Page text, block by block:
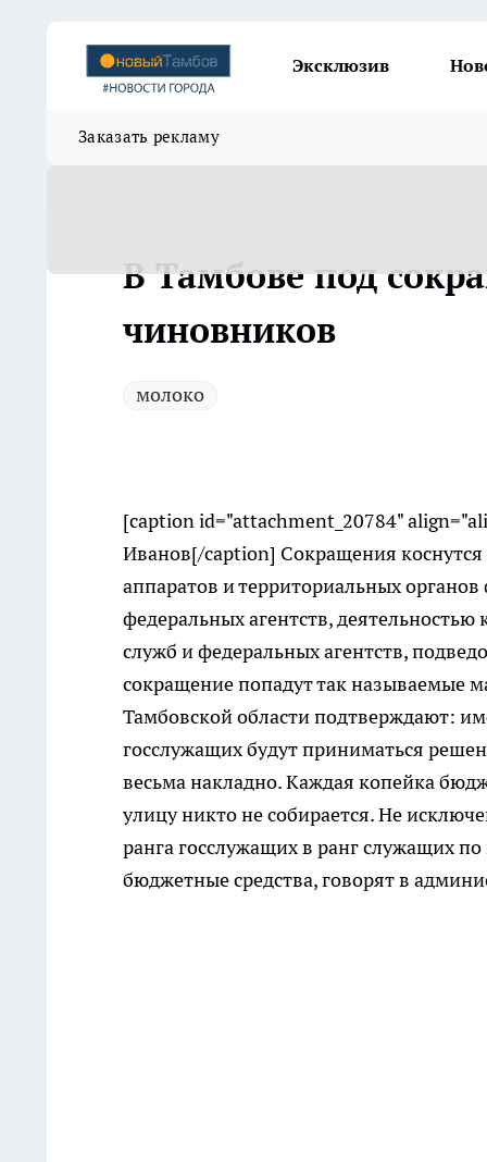
Эксклюзив
Заказать рекламу
В Тамбове под
чиновников
молоко
[caption id="attachment_20784"
Иванов[/caption] Сокращения
аппаратов и территориальных
федеральных агентств,
служб и федеральных агентств,
сокращение попадут так называемые
Тамбовской области подтверждают:
госслужащих будут приниматься
весьма накладно. Каждая копейка
улицу никто не собирается. Не
ранга госслужащих в ранг служащих
бюджетные средства, говорят в